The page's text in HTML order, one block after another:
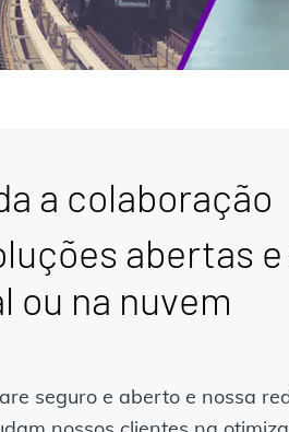
a colaboração
abertas
ou na nuvem
seguro e aberto e nossa